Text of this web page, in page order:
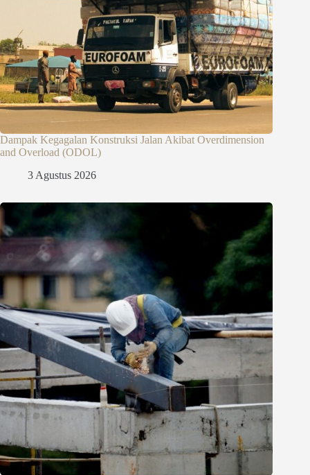
Dampak Kegagalan Konstruksi Jalan Akibat Overdimension
and Overload (ODOL)
3 Agustus 2026